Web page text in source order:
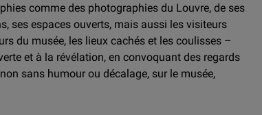
comme des photographies du Louvre, de ses
ses espaces ouverts, mais aussi les visiteurs
du musée, les lieux cachés et les coulisses –
et à la révélation, en convoquant des regards
sans humour ou décalage, sur le musée,